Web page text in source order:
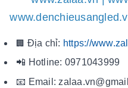
🏢 Địa chỉ: https://
📲 Hotline: 0971043999
📧 Email: